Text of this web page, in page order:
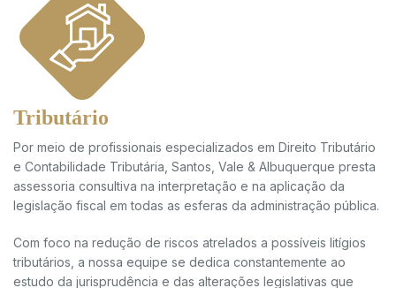
Tributário
Por meio de profissionais especializados em Direito Tributário
e Contabilidade Tributária, Santos, Vale & Albuquerque presta
assessoria consultiva na interpretação e na aplicação da
legislação fiscal em todas as esferas da administração pública.
Com foco na redução de riscos atrelados a possíveis litígios
tributários, a nossa equipe se dedica constantemente ao
estudo da jurisprudência e das alterações legislativas que